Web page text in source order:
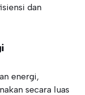
dan
energi,
secara luas